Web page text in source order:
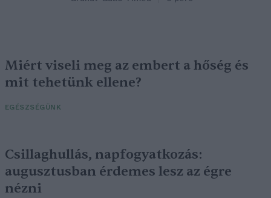
Miért viseli meg az embert a hőség és
mit tehetünk ellene?
EGÉSZSÉGÜNK
Csillaghullás, napfogyatkozás:
augusztusban érdemes lesz az égre
nézni